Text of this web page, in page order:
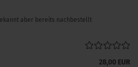
aber bereits nachbestellt
28,00 EUR